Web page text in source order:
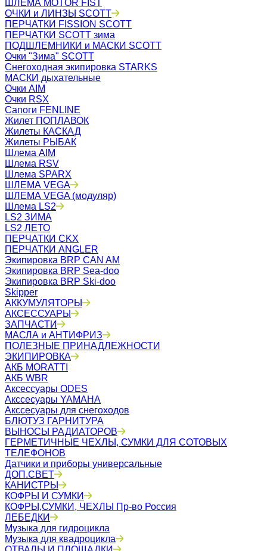
ШЛЕМА MOTOR FIST
ОЧКИ и ЛИНЗЫ SCOTT
ПЕРЧАТКИ FISSION SCOTT
ПЕРЧАТКИ SCOTT зима
ПОДШЛЕМНИКИ и МАСКИ SCOTT
Очки "Зима" SCOTT
Снегоходная экипировка STARKS
МАСКИ дыхательные
Очки AIM
Очки RSX
Сапоги FENLINE
Жилет ПОПЛАВОК
Жилеты КАСКАД
Жилеты РЫБАК
Шлема AIM
Шлема RSV
Шлема SPARX
ШЛЕМА VEGA
ШЛЕМА VEGA (модуляр)
Шлема LS2
LS2 ЗИМА
LS2 ЛЕТО
ПЕРЧАТКИ CKX
ПЕРЧАТКИ ANGLER
Экипировка BRP CAN AM
Экипировка BRP Sea-doo
Экипировка BRP Ski-doo
Skipper
АККУМУЛЯТОРЫ
АКСЕССУАРЫ
ЗАПЧАСТИ
МАСЛА и АНТИФРИЗ
ПОЛЕЗНЫЕ ПРИНАДЛЕЖНОСТИ
ЭКИПИРОВКА
АКБ MORATTI
АКБ WBR
Аксессуары ODES
Акссесуары YAMAHA
Акссесуары для снегоходов
БЛЮТУЗ ГАРНИТУРА
ВЫНОСЫ РАДИАТОРОВ
ГЕРМЕТИЧНЫЕ ЧЕХЛЫ, СУМКИ ДЛЯ СОТОВЫХ
ТЕЛЕФОНОВ
Датчики и приборы универсальные
ДОП.СВЕТ
КАНИСТРЫ
КОФРЫ И СУМКИ
КОФРЫ,СУМКИ, ЧЕХЛЫ Пр-во Россия
ЛЕБЕДКИ
Музыка для гидроцикла
Музыка для квадроцикла